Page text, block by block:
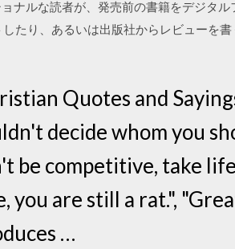
ナルな読者が、発売前の書籍をデジタ
たり、あるいは出版社からレビューを
Quotes and
decide whom you
be competitive, take
you are still a rat.",
…